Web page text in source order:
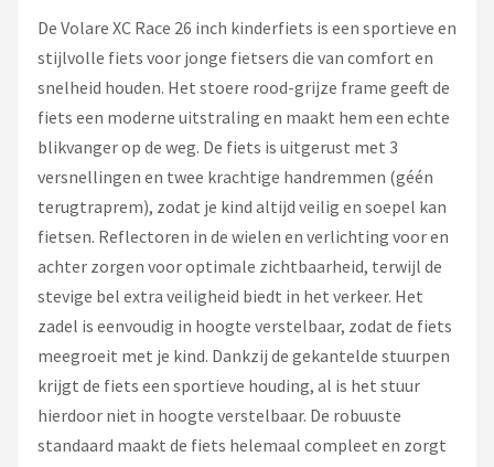
Voltano
Shimano
Cortina
Alle merken →
De Volare XC Race 26 inch kinderfiets is een sportieve en
stijlvolle fiets voor jonge fietsers die van comfort en
snelheid houden. Het stoere rood-grijze frame geeft de
fiets een moderne uitstraling en maakt hem een echte
blikvanger op de weg. De fiets is uitgerust met 3
versnellingen en twee krachtige handremmen (géén
terugtraprem), zodat je kind altijd veilig en soepel kan
fietsen. Reflectoren in de wielen en verlichting voor en
achter zorgen voor optimale zichtbaarheid, terwijl de
stevige bel extra veiligheid biedt in het verkeer. Het
zadel is eenvoudig in hoogte verstelbaar, zodat de fiets
meegroeit met je kind. Dankzij de gekantelde stuurpen
krijgt de fiets een sportieve houding, al is het stuur
hierdoor niet in hoogte verstelbaar. De robuuste
standaard maakt de fiets helemaal compleet en zorgt